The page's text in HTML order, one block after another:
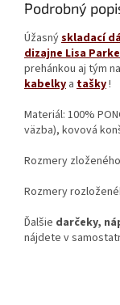
Podrobný
Úžasnýskladací
dizajne Lisa
prehánkou aj tým
kabelky a tašky!
Materiál: 100%
väzba), kovová
Rozmery
Rozmery
Ďalšie darčeky,
nájdete v